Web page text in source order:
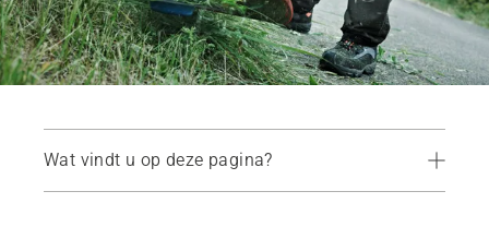
Wat vindt u op deze pagina?